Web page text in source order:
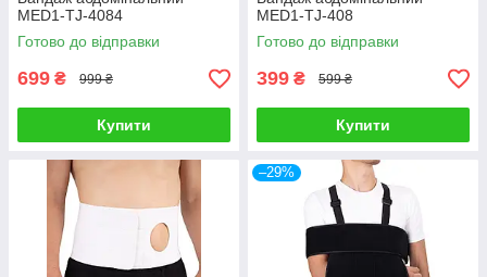
MED1-TJ-4084
Готово до відправки
699 ₴ 999 ₴
Купити
MED1-TJ-408
Готово до відправки
399 ₴ 599 ₴
Купити
–29%